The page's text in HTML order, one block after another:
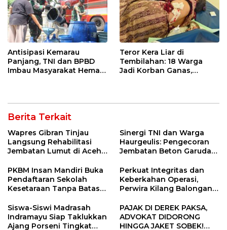
Antisipasi Kemarau
Panjang, TNI dan BPBD
Imbau Masyarakat Hemat
Teror Kera Liar di
Tembilahan: 18 Warga
Jadi Korban Ganas,
Berita Terkait
Wapres Gibran Tinjau
Langsung Rehabilitasi
Jembatan Lumut di Aceh
Konektivitas Pulih Cepat
Sinergi TNI dan Warga
Haurgeulis: Pengecoran
Jembatan Beton Garuda
PKBM Insan Mandiri Buka
Pendaftaran Sekolah
Kesetaraan Tanpa Batas
Perkuat Integritas dan
Keberkahan Operasi,
Perwira Kilang Balongan
Siswa-Siswi Madrasah
Indramayu Siap Taklukkan
Ajang Porseni Tingkat
PAJAK DI DEREK PAKSA,
ADVOKAT DIDORONG
HINGGA JAKET SOBEK!